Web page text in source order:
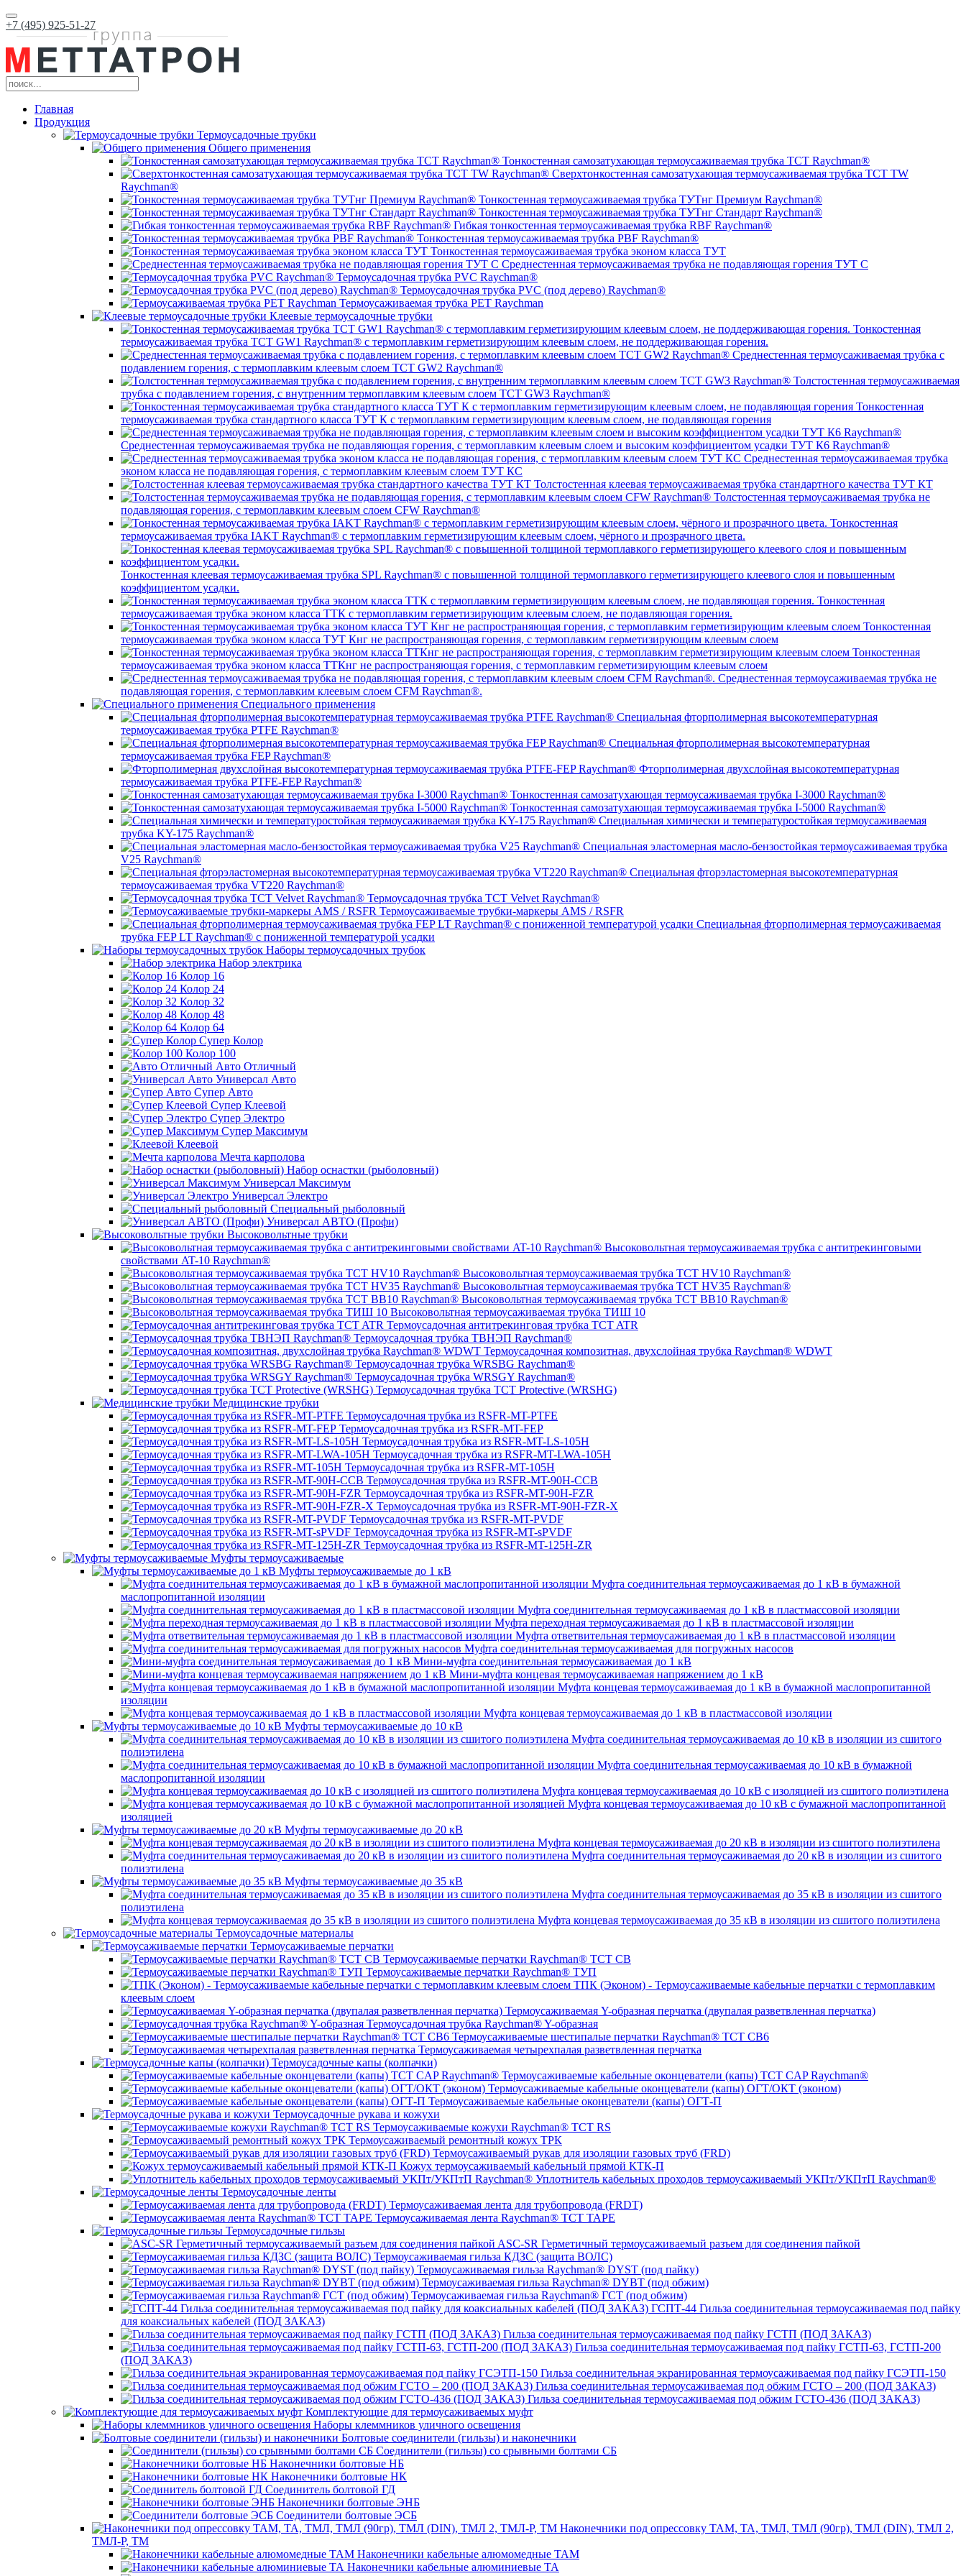
+7 (495) 925-51-27
Главная
Продукция
Термоусадочные трубки
Общего применения
Тонкостенная самозатухающая термоусаживаемая трубка ТCT Raychman®
Сверхтонкостенная самозатухающая термоусаживаемая трубка ТCT TW
Raychman®
Тонкостенная термоусаживаемая трубка ТУТнг Премиум Raychman®
Тонкостенная термоусаживаемая трубка ТУТнг Стандарт Raychman®
Гибкая тонкостенная термоусаживаемая трубка RBF Raychman®
Тонкостенная термоусаживаемая трубка PBF Raychman®
Тонкостенная термоусаживаемая трубка эконом класса ТУТ
Среднестенная термоусаживаемая трубка не подавляющая горения ТУТ С
Термоусадочная трубка PVC Raychman®
Термоусадочная трубка PVC (под дерево) Raychman®
Термоусаживаемая трубка PET Raychman
Клеевые термоусадочные трубки
Тонкостенная
термоусаживаемая трубка TCT GW1 Raychman® с термоплавким герметизирующим клеевым слоем, не поддерживающая горения.
Среднестенная термоусаживаемая трубка c
подавлением горения, с термоплавким клеевым слоем TCT GW2 Raychman®
Толстостенная термоусаживаемая
трубка c подавлением горения, с внутренним термоплавким клеевым слоем TCT GW3 Raychman®
Тонкостенная
термоусаживаемая трубка стандартного класса ТУТ К с термоплавким герметизирующим клеевым слоем, не подавляющая горения
Среднестенная термоусаживаемая трубка не подавляющая горения, с термоплавким клеевым слоем и высоким коэффициентом усадки ТУТ К6 Raychman®
Среднестенная термоусаживаемая трубка
эконом класса не подавляющая горения, с термоплавким клеевым слоем ТУТ КС
Толстостенная клеевая термоусаживаемая трубка стандартного качества ТУТ КТ
Толстостенная термоусаживаемая трубка не
подавляющая горения, с термоплавким клеевым слоем CFW Raychman®
Тонкостенная
термоусаживаемая трубка IAKT Raychman® с термоплавким герметизирующим клеевым слоем, чёрного и прозрачного цвета.
Тонкостенная клеевая термоусаживаемая трубка SPL Raychman® с повышенной толщиной термоплавкого герметизирующего клеевого слоя и повышенным
коэффициентом усадки.
Тонкостенная
термоусаживаемая трубка эконом класса ТТК с термоплавким герметизирующим клеевым слоем, не подавляющая горения.
Тонкостенная
термоусаживаемая трубка эконом класса ТУТ Кнг не распространяющая горения, с термоплавким герметизирующим клеевым слоем
Тонкостенная
термоусаживаемая трубка эконом класса ТТКнг не распространяющая горения, с термоплавким герметизирующим клеевым слоем
Среднестенная термоусаживаемая трубка не
подавляющая горения, с термоплавким клеевым слоем CFM Raychman®.
Специального применения
Специальная фторполимерная высокотемпературная
термоусаживаемая трубка PTFE Raychman®
Специальная фторполимерная высокотемпературная
термоусаживаемая трубка FEP Raychman®
Фторполимерная двухслойная высокотемпературная
термоусаживаемая трубка PTFE-FEP Raychman®
Тонкостенная самозатухающая термоусаживаемая трубка I-3000 Raychman®
Тонкостенная самозатухающая термоусаживаемая трубка I-5000 Raychman®
Специальная химически и температуростойкая термоусаживаемая
трубка KY-175 Raychman®
Специальная эластомерная масло-бензостойкая термоусаживаемая трубка
V25 Raychman®
Специальная фторэластомерная высокотемпературная
термоусаживаемая трубка VT220 Raychman®
Термоусадочная трубка TCT Velvet Raychman®
Термоусаживаемые трубки-маркеры AMS / RSFR
Специальная фторполимерная термоусаживаемая
трубка FEP LT Raychman® с пониженной температурой усадки
Наборы термоусадочных трубок
Набор электрика
Колор 16
Колор 24
Колор 32
Колор 48
Колор 64
Супер Колор
Колор 100
Авто Отличный
Универсал Авто
Супер Авто
Супер Клеевой
Супер Электро
Супер Максимум
Клеевой
Мечта карполова
Набор оснастки (рыболовный)
Универсал Максимум
Универсал Электро
Специальный рыболовный
Универсал АВТО (Профи)
Высоковольтные трубки
Высоковольтная термоусаживаемая трубка с антитрекинговыми
свойствами AT-10 Raychman®
Высоковольтная термоусаживаемая трубка TCT HV10 Raychman®
Высоковольтная термоусаживаемая трубка TCT HV35 Raychman®
Высоковольтная термоусаживаемая трубка TCT BB10 Raychman®
Высоковольтная термоусаживаемая трубка ТИШ 10
Термоусадочная антитрекинговая трубка TCT ATR
Термоусадочная трубка ТВНЭП Raychman®
Термоусадочная композитная, двухслойная трубка Raychman® WDWT
Термоусадочная трубка WRSBG Raychman®
Термоусадочная трубка WRSGY Raychman®
Термоусадочная трубка TCT Protective (WRSHG)
Медицинские трубки
Термоусадочная трубка из RSFR-MT-PTFE
Термоусадочная трубка из RSFR-MT-FEP
Термоусадочная трубка из RSFR-MT-LS-105H
Термоусадочная трубка из RSFR-MT-LWA-105H
Термоусадочная трубка из RSFR-MT-105H
Термоусадочная трубка из RSFR-MT-90H-CCB
Термоусадочная трубка из RSFR-MT-90H-FZR
Термоусадочная трубка из RSFR-MT-90H-FZR-X
Термоусадочная трубка из RSFR-MT-PVDF
Термоусадочная трубка из RSFR-MT-sPVDF
Термоусадочная трубка из RSFR-MT-125H-ZR
Муфты термоусаживаемые
Муфты термоусаживаемые до 1 кВ
Муфта соединительная термоусаживаемая до 1 кВ в бумажной
маслопропитанной изоляции
Муфта соединительная термоусаживаемая до 1 кВ в пластмассовой изоляции
Муфта переходная термоусаживаемая до 1 кВ в пластмассовой изоляции
Муфта ответвительная термоусаживаемая до 1 кВ в пластмассовой изоляции
Муфта соединительная термоусаживаемая для погружных насосов
Мини-муфта соединительная термоусаживаемая до 1 кВ
Мини-муфта концевая термоусаживаемая напряжением до 1 кВ
Муфта концевая термоусаживаемая до 1 кВ в бумажной маслопропитанной
изоляции
Муфта концевая термоусаживаемая до 1 кВ в пластмассовой изоляции
Муфты термоусаживаемые до 10 кВ
Муфта соединительная термоусаживаемая до 10 кВ в изоляции из сшитого
полиэтилена
Муфта соединительная термоусаживаемая до 10 кВ в бумажной
маслопропитанной изоляции
Муфта концевая термоусаживаемая до 10 кВ с изоляцией из сшитого полиэтилена
Муфта концевая термоусаживаемая до 10 кВ с бумажной маслопропитанной
изоляцией
Муфты термоусаживаемые до 20 кВ
Муфта концевая термоусаживаемая до 20 кВ в изоляции из сшитого полиэтилена
Муфта соединительная термоусаживаемая до 20 кВ в изоляции из сшитого
полиэтилена
Муфты термоусаживаемые до 35 кВ
Муфта соединительная термоусаживаемая до 35 кВ в изоляции из сшитого
полиэтилена
Муфта концевая термоусаживаемая до 35 кВ в изоляции из сшитого полиэтилена
Термоусадочные материалы
Термоусаживаемые перчатки
Термоусаживаемые перчатки Raychman® TCT CB
Термоусаживаемые перчатки Raychman® ТУП
ТПК (Эконом) - Термоусаживаемые кабельные перчатки с термоплавким
клеевым слоем
Термоусаживаемая Y-образная перчатка (двупалая разветвленная перчатка)
Термоусадочная трубка Raychman® Y-образная
Термоусаживаемые шестипалые перчатки Raychman® ТСТ СВ6
Термоусаживаемая четырехпалая разветвленная перчатка
Термоусадочные капы (колпачки)
Термоусаживаемые кабельные оконцеватели (капы) ТCT CAP Raychman®
Термоусаживаемые кабельные оконцеватели (капы) ОГТ/ОКТ (эконом)
Термоусаживаемые кабельные оконцеватели (капы) ОГТ-П
Термоусадочные рукава и кожухи
Термоусаживаемые кожухи Raychman® TCT RS
Термоусаживаемый ремонтный кожух ТРК
Термоусаживаемый рукав для изоляции газовых труб (FRD)
Кожух термоусаживаемый кабельный прямой КТК-П
Уплотнитель кабельных проходов термоусаживаемый УКПт/УКПтП Raychman®
Термоусадочные ленты
Термоусаживаемая лента для трубопровода (FRDT)
Термоусаживаемая лента Raychman® TCT TAPE
Термоусадочные гильзы
ASC‐SR Герметичный термоусаживаемый разъем для соединения пайкой
Термоусаживаемая гильза КДЗС (защита ВОЛС)
Термоусаживаемая гильза Raychman® DYST (под пайку)
Термоусаживаемая гильза Raychman® DYBT (под обжим)
Термоусаживаемая гильза Raychman® ГСТ (под обжим)
ГСПТ-44 Гильза соединительная термоусаживаемая под пайку
для коаксиальных кабелей (ПОД ЗАКАЗ)
Гильза соединительная термоусаживаемая под пайку ГСТП (ПОД ЗАКАЗ)
Гильза соединительная термоусаживаемая под пайку ГСТП-63, ГСТП-200
(ПОД ЗАКАЗ)
Гильза соединительная экранированная термоусаживаемая под пайку ГСЭТП-150
Гильза соединительная термоусаживаемая под обжим ГСТО – 200 (ПОД ЗАКАЗ)
Гильза соединительная термоусаживаемая под обжим ГСТО-436 (ПОД ЗАКАЗ)
Комплектующие для термоусаживаемых муфт
Наборы клеммников уличного освещения
Болтовые соединители (гильзы) и наконечники
Соединители (гильзы) со срывными болтами СБ
Наконечники болтовые НБ
Наконечники болтовые НК
Соединитель болтовой ГД
Наконечники болтовые ЭНБ
Соединители болтовые ЭСБ
Наконечники под опрессовку ТАМ, ТА, ТМЛ, ТМЛ (90гр), ТМЛ (DIN), ТМЛ 2,
ТМЛ-Р, ТМ
Наконечники кабельные алюмомедные ТАМ
Наконечники кабельные алюминиевые ТА